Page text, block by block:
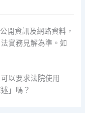
開資訊及網路資料，
實務見解為準。如
以要求法院使用
」嗎？